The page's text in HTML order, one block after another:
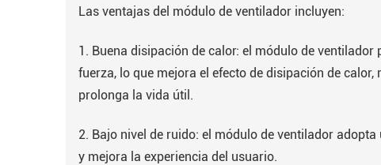
Las ventajas del módulo de ventilador incluyen:
1. Buena disipación de calor: el módulo de
fuerza, lo que mejora el efecto de disipación de
prolonga la vida útil.
2. Bajo nivel de ruido: el módulo de ventilador
y mejora la experiencia del usuario.